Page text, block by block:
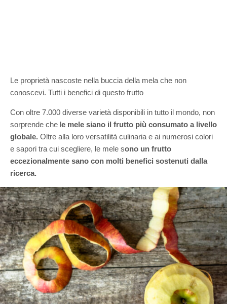
Le proprietà nascoste nella buccia della mela che non
conoscevi. Tutti i benefici di questo frutto
Con oltre 7.000 diverse varietà disponibili in tutto il mondo, non
sorprende che le mele siano il frutto più consumato a livello
globale. Oltre alla loro versatilità culinaria e ai numerosi colori
e sapori tra cui scegliere, le mele sono un frutto
eccezionalmente sano con molti benefici sostenuti dalla
ricerca.